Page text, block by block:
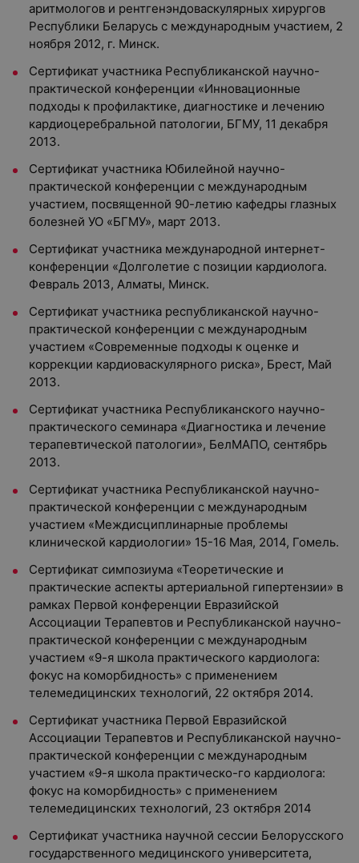
аритмологов и рентгенэндоваскулярных хирургов
Республики Беларусь с международным участием, 2
ноября 2012, г. Минск.
Сертификат участника Республиканской научно-
практической конференции «Инновационные
подходы к профилактике, диагностике и лечению
кардиоцеребральной патологии, БГМУ, 11 декабря
2013.
Сертификат участника Юбилейной научно-
практической конференции с международным
участием, посвященной 90-летию кафедры глазных
болезней УО «БГМУ», март 2013.
Сертификат участника международной интернет-
конференции «Долголетие с позиции кардиолога.
Февраль 2013, Алматы, Минск.
Сертификат участника республиканской научно-
практической конференции с международным
участием «Современные подходы к оценке и
коррекции кардиоваскулярного риска», Брест, Май
2013.
Сертификат участника Республиканского научно-
практического семинара «Диагностика и лечение
терапевтической патологии», БелМАПО, сентябрь
2013.
Сертификат участника Республиканской научно-
практической конференции с международным
участием «Междисциплинарные проблемы
клинической кардиологии» 15-16 Мая, 2014, Гомель.
Сертификат симпозиума «Теоретические и
практические аспекты артериальной гипертензии» в
рамках Первой конференции Евразийской
Ассоциации Терапевтов и Республиканской научно-
практической конференции с международным
участием «9-я школа практического кардиолога:
фокус на коморбидность» с применением
телемедицинских технологий, 22 октября 2014.
Сертификат участника Первой Евразийской
Ассоциации Терапевтов и Республиканской научно-
практической конференции с международным
участием «9-я школа практическо-го кардиолога:
фокус на коморбидность» с применением
телемедицинских технологий, 23 октября 2014
Сертификат участника научной сессии Белорусского
государственного медицинского университета,